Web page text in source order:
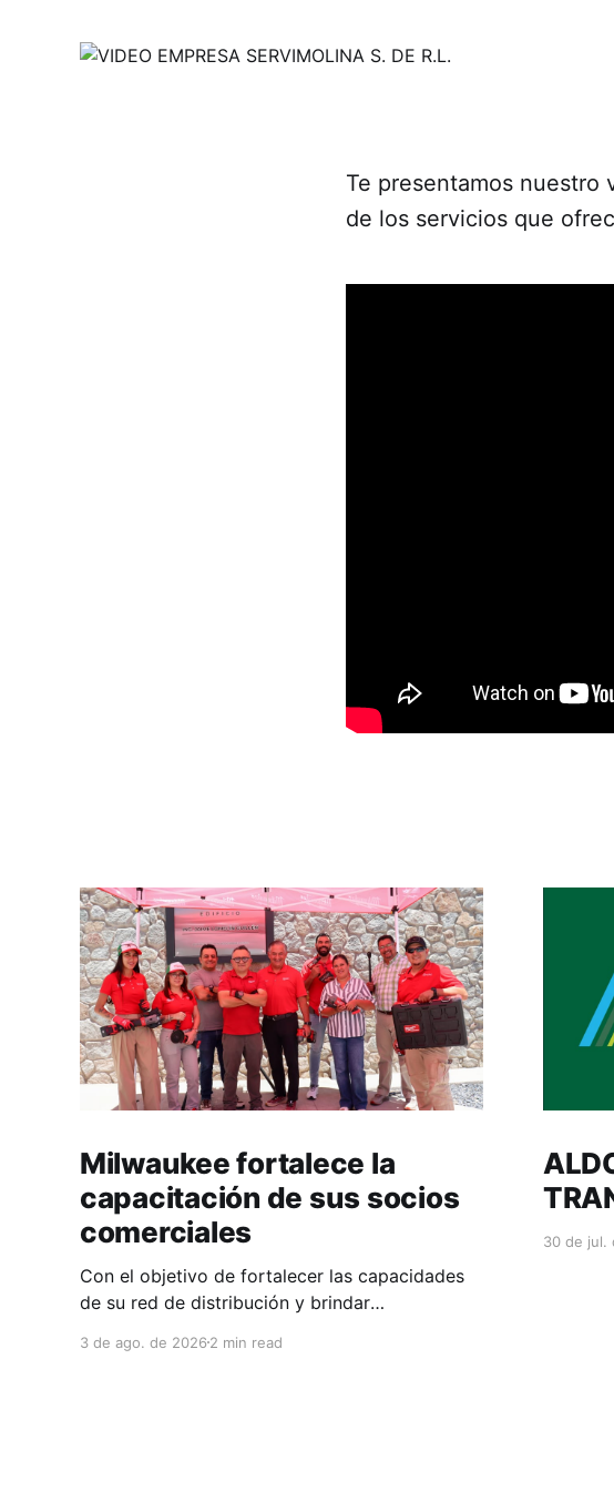
Te presentamos nuestro
de los servicios que
Milwaukee fortalece la
capacitación de sus socios
comerciales
Con el objetivo de fortalecer las capacidades
de su red de distribución y brindar
desempeño comercial y técnico, Milwaukee
3 de ago. de 2026 2 min read
30 de jul.